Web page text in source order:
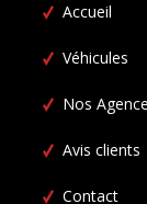
Accueil
Véhicules
Nos
Avis clients
Contact